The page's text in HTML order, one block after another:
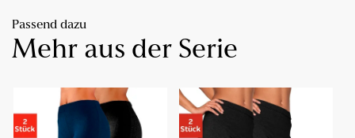
Passend dazu
Mehr aus der Serie